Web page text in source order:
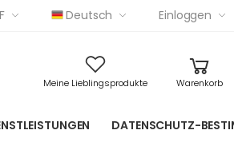
Deutsch Einloggen
Meine Lieblingsprodukte Warenkorb
DATENSCHUTZ-